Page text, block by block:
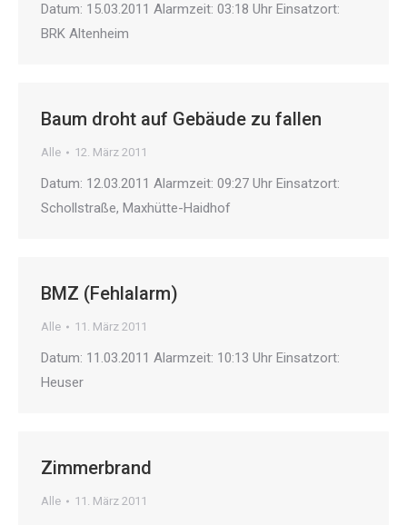
Datum: 15.03.2011 Alarmzeit: 03:18 Uhr Einsatzort:
BRK Altenheim
Baum droht auf Gebäude zu fallen
Alle 12. März 2011
Datum: 12.03.2011 Alarmzeit: 09:27 Uhr Einsatzort:
Schollstraße, Maxhütte-Haidhof
BMZ (Fehlalarm)
Alle 11. März 2011
Datum: 11.03.2011 Alarmzeit: 10:13 Uhr Einsatzort:
Heuser
Zimmerbrand
Alle 11. März 2011